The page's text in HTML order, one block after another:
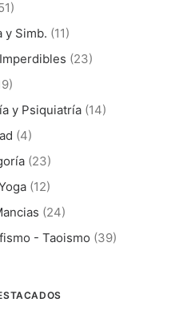
y Simb. (11)
(23)
y Psiquiatría (14)
(4)
(23)
(12)
(24)
- Taoismo (39)